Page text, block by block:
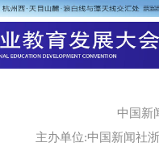
中国新
主办单位:中国新闻社